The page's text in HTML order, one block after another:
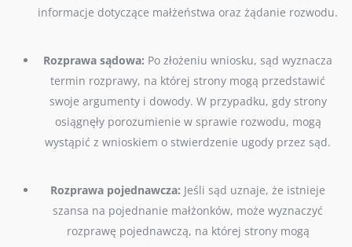
informacje dotyczące małżeństwa oraz żądanie rozwodu.
Rozprawa sądowa: Po złożeniu wniosku, sąd wyznacza
termin rozprawy, na której strony mogą przedstawić
swoje argumenty i dowody. W przypadku, gdy strony
osiągnęły porozumienie w sprawie rozwodu, mogą
wystąpić z wnioskiem o stwierdzenie ugody przez sąd.
Rozprawa pojednawcza: Jeśli sąd uznaje, że istnieje
szansa na pojednanie małżonków, może wyznaczyć
rozprawę pojednawczą, na której strony mogą